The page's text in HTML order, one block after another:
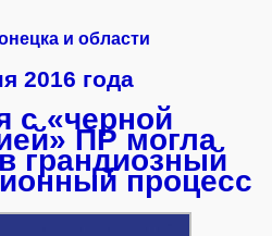
и области
2016 года
с «черной
ПР могла
грандиозный
процесс